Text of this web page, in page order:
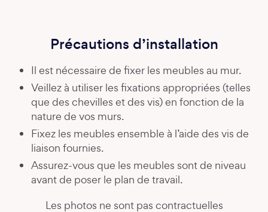
Précautions d’installation
Il est nécessaire de fixer les meubles au mur.
Veillez à utiliser les fixations appropriées (telles
que des chevilles et des vis) en fonction de la
nature de vos murs.
Fixez les meubles ensemble à l’aide des vis de
liaison fournies.
Assurez-vous que les meubles sont de niveau
avant de poser le plan de travail.
Les photos ne sont pas contractuelles